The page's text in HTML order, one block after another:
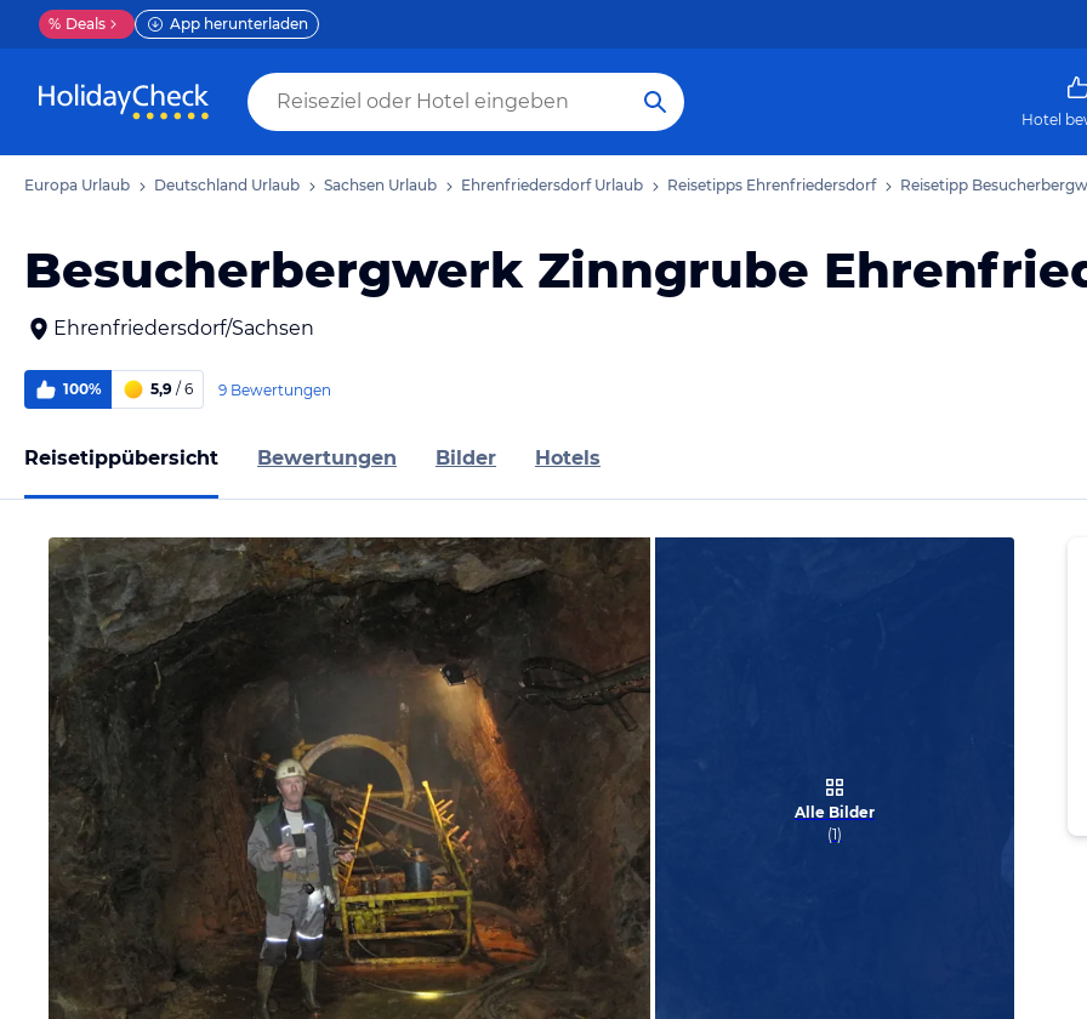
% Deals App herunterladen
Hotel
Europa Urlaub Deutschland Urlaub Sachsen Urlaub Ehrenfriedersdorf Urlaub Reisetipps Ehrenfriedersdorf Reisetipp
Besucherbergwerk Zinngrube
Ehrenfriedersdorf/Sachsen
100% 5,9 / 6 9 Bewertungen
Reisetippübersicht Bewertungen Bilder Hotels
Alle Bilder
(1)